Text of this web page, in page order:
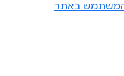
המשתמש באתר